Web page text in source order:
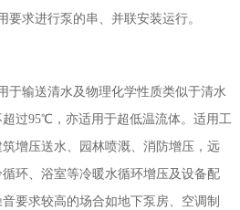
要求进行泵的串、并联安装运行。
于输送清水及物理化学性质类似于清水
过95℃，亦适用于超低温流体。适用工
增压送水、园林喷溉、消防增压，远
环、浴室等冷暖水循环增压及设备配
要求较高的场合如地下泵房、空调制